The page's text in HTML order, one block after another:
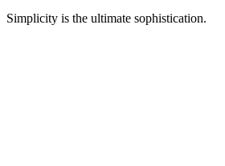
Simplicity is the ultimate sophistication.